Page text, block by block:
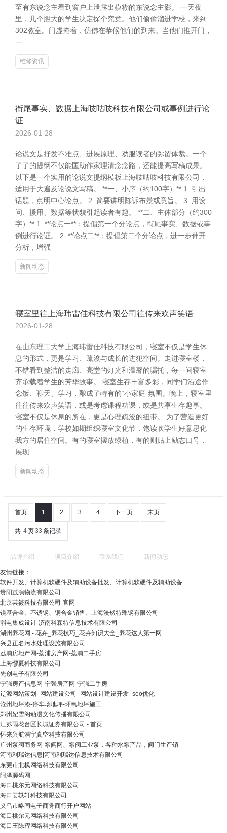
至有东说念主看到窗户上泄露出模糊的东说念主影。 一天夜
里，几个胆大的学生决定探个究竟。他们偷偷溜进学校，来到
302教室。门虚掩着，仿佛在恭候他们的到来。当他们推开门，
一
维修资讯
衔尾事实、数据上海吱咕吱科技有限公司或事例进行论
证
2026-01-28
论说文是抒发不雅点、进展原理、劝服读者的弥留体裁。一个
了了的提纲不仅能匡助作家理清念念路，还能提高写稿成果。
以下是一个实用的论说文提纲模板上海吱咕吱科技有限公司，
适用于大遍及论说文写稿。 **一、小序（约100字）** 1. 引出
话题，点明中心论点。 2. 简要讲明陈诉布景或意旨。 3. 用设
问、援用、数据等状貌引起读者有趣。 **二、主体部分（约300
字）** 1. **论点一**：提倡第一个分论点，衔尾事实、数据或事
例进行论证。 2. **论点二**：提倡第二个分论点，进一步伸开
分析，增强
新闻动态
寝室里往上海玮雷佳科技有限公司往传来欢声笑语
2026-01-28
在山东理工大学上海玮雷佳科技有限公司，寝室不仅是学生休
息的形式，更是学习、疏浚与成长的进犯空间。走进寝室楼，
不错看到整洁的走廊、亮堂的灯光和温馨的嘱托，每一间寝室
齐承载着学生的芳华故事。 寝室生存丰富多彩，同学们沿途作
念饭、聊天、学习，酿成了特有的“小家庭”氛围。晚上，寝室里
往往传来欢声笑语，或是考虑课程功课，或是共享生存趣事。
寝室不仅是休息的所在，更是心理疏浚的纽带。 为了营造更好
的生存环境，学校如期组织寝室文化节，饱读吹学生好意思化
我方的居住空间。有的寝室摆放绿植，有的则贴上励志口号，
展现
新闻动态
首页 1 2 3 4 下一页 末页
共 4页33 条记录
品牌介绍 项目介绍 联系我们 新闻动态
友情链接：
软件开发、计算机软硬件及辅助设备批发、计算机软硬件及辅助设备
贵阳茧演物流有限公司
北京芸筱科技有限公司-官网
镍基合金、不锈钢、铜合金销售、上海漫然特殊钢有限公司
弱电集成设计-济南科森特信息技术有限公司
湖州养花网 - 花卉_养花技巧_花卉知识大全_养花达人第一网
兴县正名污水处理设施有限公司
荔浦房地产网-荔浦房产网-荔浦二手房
上海缪夏科技有限公司
先创电子有限公司
宁强房产信息网-宁强房产网-宁强二手房
辽源网站策划_网站建设公司_网站设计建设开发_seo优化
沧州地坪漆-停车场地坪-环氧地坪施工
郑州妃雪阁动漫文化传播有限公司
江苏雨花台区长城证券有限公司 - 首页
怀来兴航浩宇真空科技有限公司
广州泵阀商务网-泵阀网、泵阀工业泵，各种水泵产品，阀门生产销
河南利瑞达信息|河南利瑞达信息技术有限公司
东莞市北枫网络科技有限公司
阿泽源码网
海口桃尔元网络科技有限公司
海口姜轶轩科技有限公司
义乌市略闫电子商务商行开户网站
海口桃尔元网络科技有限公司
海口王陈程网络科技有限公司